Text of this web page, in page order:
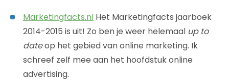
Marketingfacts.nl Het Marketingfacts jaarboek
2014-2015 is uit! Zo ben je weer helemaal up to
dateop het gebied van online marketing. Ik
schreef zelf mee aan het hoofdstuk online
advertising.